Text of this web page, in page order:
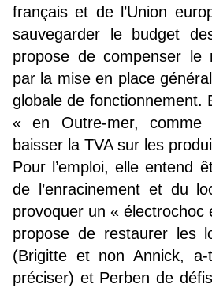
français et de l’Union
sauvegarder le budget
propose de compenser le
par la mise en place
globale de fonctionnement.
« en Outre-mer, comme
baisser la TVA sur les
Pour l’emploi, elle entend
de l’enracinement et du
provoquer un « électrochoc
propose de restaurer les
(Brigitte et non Annick,
préciser) et Perben de